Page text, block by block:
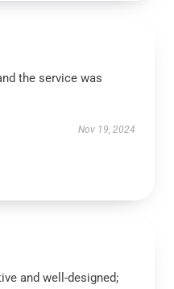
the service was
Nov 19, 2024
and well-designed;